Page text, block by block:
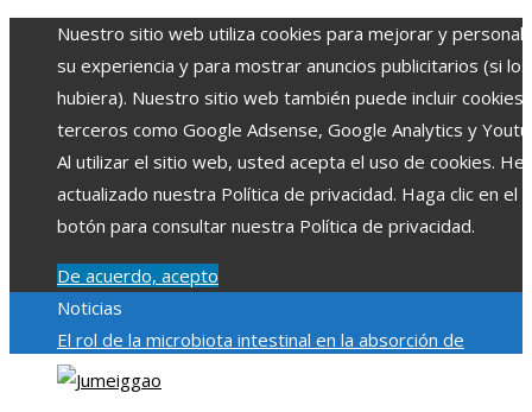
Nuestro sitio web utiliza cookies para mejorar y
su experiencia y para mostrar anuncios publicitarios (si los
hubiera). Nuestro sitio web también puede incluir cookies
terceros como Google Adsense, Google Analytics y
Al utilizar el sitio web, usted acepta el uso de cookies.
actualizado nuestra Política de privacidad. Haga clic en el
botón para consultar nuestra Política de privacidad.
De acuerdo, acepto
Noticias
El rol de la microbiota intestinal en la absorción de
nutrientesReformas regulatorias derivadas de desastres